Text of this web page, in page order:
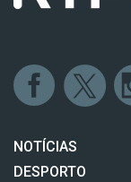
NOTÍCIAS
DESPORTO